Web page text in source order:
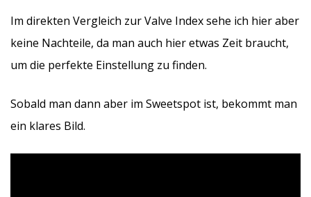
Im direkten Vergleich zur Valve Index sehe ich hier aber
keine Nachteile, da man auch hier etwas Zeit braucht,
um die perfekte Einstellung zu finden.
Sobald man dann aber im Sweetspot ist, bekommt man
ein klares Bild.